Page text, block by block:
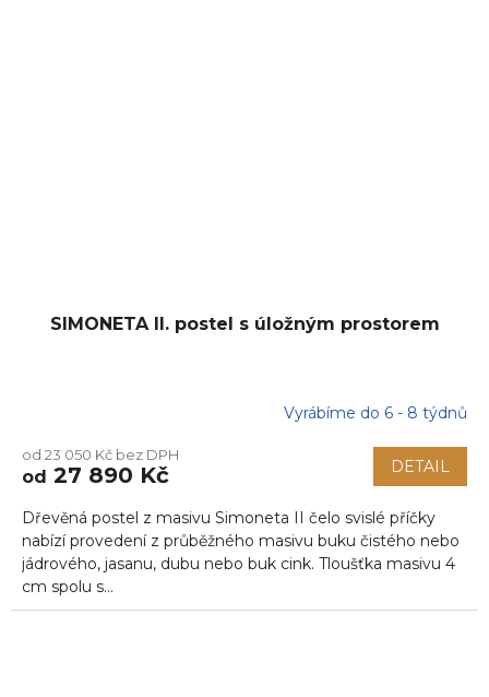
SIMONETA II. postel s úložným prostorem
Vyrábíme do 6 - 8 týdnů
od 23 050 Kč bez DPH
od 27 890 Kč DETAIL
Dřevěná postel z masivu Simoneta II čelo svislé příčky
nabízí provedení z průběžného masivu buku čistého nebo
jádrového, jasanu, dubu nebo buk cink. Tloušťka masivu 4
cm spolu s...